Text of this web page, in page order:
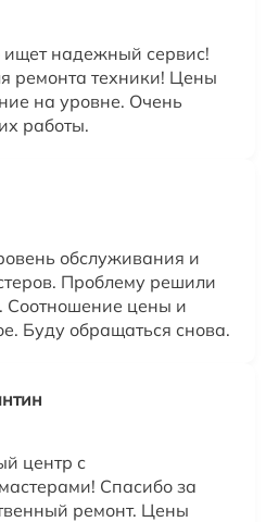
ищет надежный сервис!
ремонта техники! Цены
на уровне. Очень
работы.
обслуживания и
Проблему решили
Соотношение цены и
Буду обращаться снова.
центр с
Спасибо за
ремонт. Цены